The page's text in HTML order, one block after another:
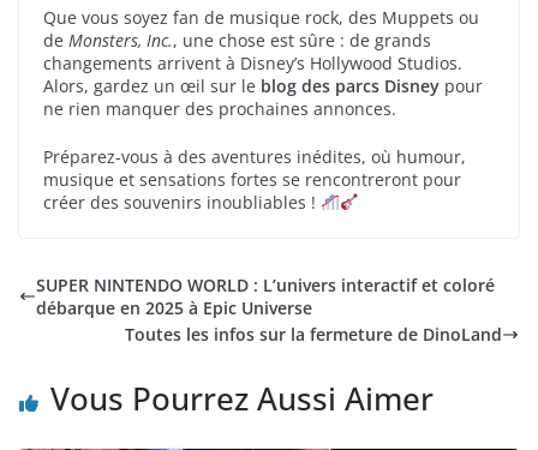
Que vous soyez fan de musique rock, des Muppets ou
de Monsters, Inc., une chose est sûre : de grands
changements arrivent à Disney’s Hollywood Studios.
Alors, gardez un œil sur le blog des parcs Disney pour
ne rien manquer des prochaines annonces.
Préparez-vous à des aventures inédites, où humour,
musique et sensations fortes se rencontreront pour
créer des souvenirs inoubliables !
SUPER NINTENDO WORLD : L’univers interactif et coloré
débarque en 2025 à Epic Universe
Toutes les infos sur la fermeture de DinoLand
Vous Pourrez Aussi Aimer